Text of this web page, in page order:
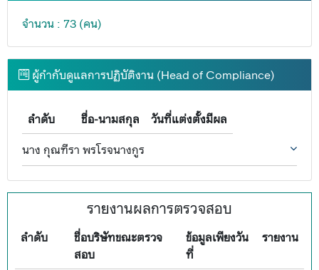
จำนวน : 73 (คน)
ผู้กำกับดูแลการปฏิบัติงาน (Head of Compliance)
ลำดับ ชื่อ-นามสกุล
วันที่แต่งตั้งมีผล
นาง กุณฑีรา พรโรจนางกูร
รายงานผลการตรวจสอบ
ลำดับ
ชื่อบริษัทขณะตรวจ
สอบ
ข้อมูลเพียงวัน
ที่
รายงาน